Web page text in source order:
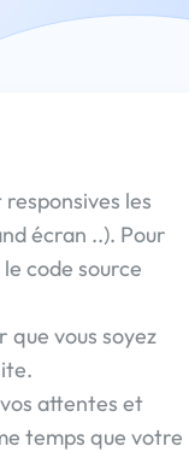
les
écran ..). Pour
code source
que vous soyez
attentes et
temps que votre